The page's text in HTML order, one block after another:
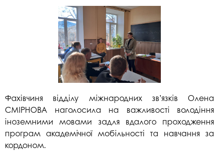
Фахівчиня відділу міжнародних зв’язків Олена
СМІРНОВА наголосила на важливості володіння
іноземними мовами задля вдалого проходження
програм академічної мобільності та навчання за
кордоном.